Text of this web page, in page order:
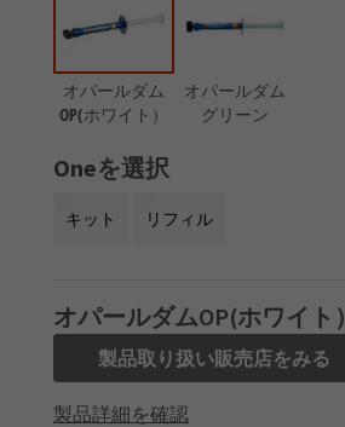
オパールダム
OP(ホワイト）
オパールダム
グリーン
Oneを選択
キット リフィル
オパールダムOP(ホワイト）
製品取り扱い販売店をみる
製品詳細を確認